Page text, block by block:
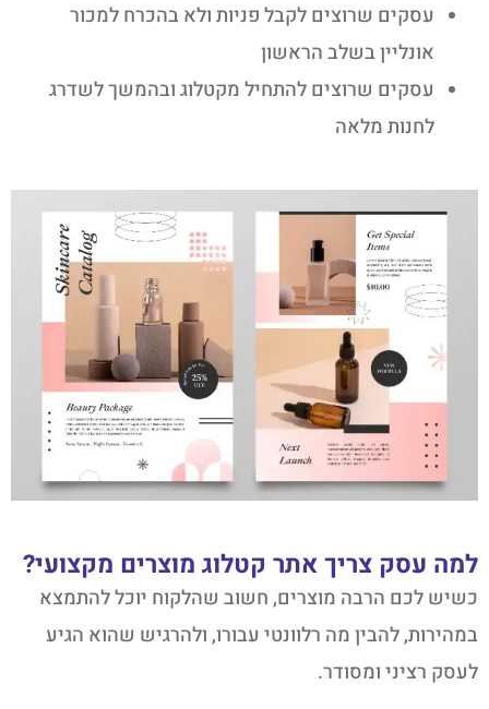
עסקים שרוצים לקבל פניות ולא בהכרח למכור
אונליין בשלב הראשון
עסקים שרוצים להתחיל מקטלוג ובהמשך לשדרג
לחנות מלאה
למה עסק צריך אתר קטלוג מוצרים מקצועי?
כשיש לכם הרבה מוצרים, חשוב שהלקוח יוכל להתמצא
במהירות, להבין מה רלוונטי עבורו, ולהרגיש שהוא הגיע
לעסק רציני ומסודר.